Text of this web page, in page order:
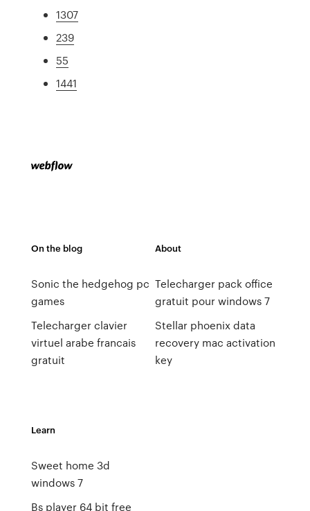
1307
239
55
1441
On the blog
Sonic the hedgehog pc
games
Telecharger clavier
virtuel arabe francais
gratuit
About
Telecharger pack office
gratuit pour windows 7
Stellar phoenix data
recovery mac activation
key
Learn
Sweet home 3d
windows 7
Bs player 64 bit free